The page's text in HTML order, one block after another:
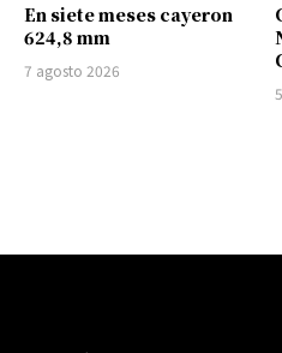
En siete meses cayeron
624,8 mm
7 agosto 2026